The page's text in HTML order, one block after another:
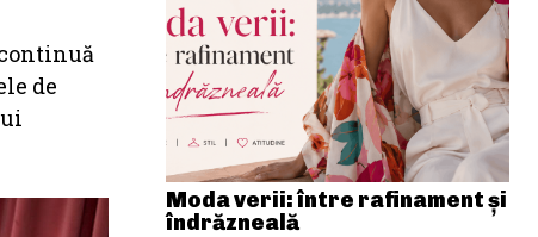
de
Moda verii: între rafinament și
îndrăzneală